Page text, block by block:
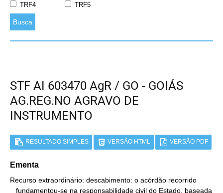
TRF4
TRF5
Busca
STF AI 603470 AgR / GO - GOIÁS
AG.REG.NO AGRAVO DE
INSTRUMENTO
RESULTADO SIMPLES VERSÃO HTML VERSÃO PDF
Ementa
Recurso extraordinário: descabimento: o acórdão recorrido